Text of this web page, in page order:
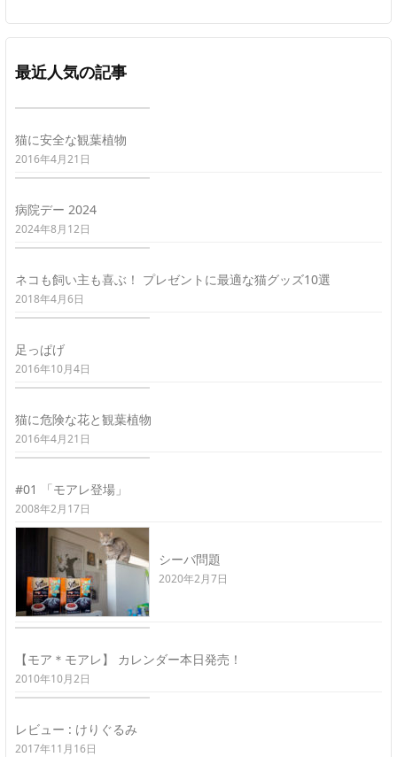
最近人気の記事
猫に安全な観葉植物
2016年4月21日
病院デー 2024
2024年8月12日
ネコも飼い主も喜ぶ！ プレゼントに最適な猫グッズ10選
2018年4月6日
足っぱげ
2016年10月4日
猫に危険な花と観葉植物
2016年4月21日
#01 「モアレ登場」
2008年2月17日
シーバ問題
2020年2月7日
【モア＊モアレ】 カレンダー本日発売！
2010年10月2日
レビュー : けりぐるみ
2017年11月16日